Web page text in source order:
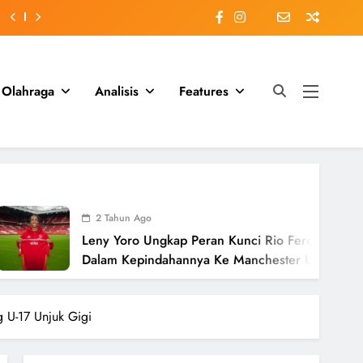
Olahraga Analisis Features
2 Tahun Ago
Leny Yoro Ungkap Peran Kunci Rio Ferdinand
Dalam Kepindahannya Ke Manchester United
Senilai £58 Juta
U-17 Unjuk Gigi